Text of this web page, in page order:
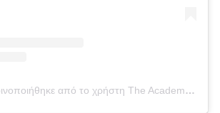
Η δημοσίευση κοινοποιήθηκε από το χρήστη The Academy (@theacademy)